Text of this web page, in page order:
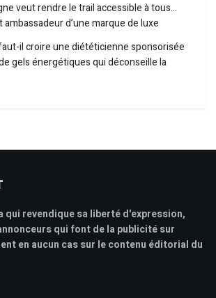
veut rendre le trail accessible à tous…
d’une marque de luxe
il croire une diététicienne sponsorisée
gels énergétiques qui déconseille la
qui revendique sa liberté d'expression,
qui font de la publicité sur
en aucun cas sur le contenu éditorial du